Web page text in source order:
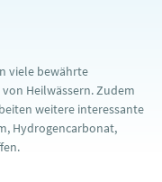
viele bewährte
Heilwässern. Zudem
weitere interessante
Hydrogencarbonat,